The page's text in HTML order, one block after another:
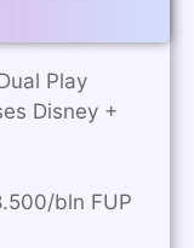
Play
Disney +
bln FUP